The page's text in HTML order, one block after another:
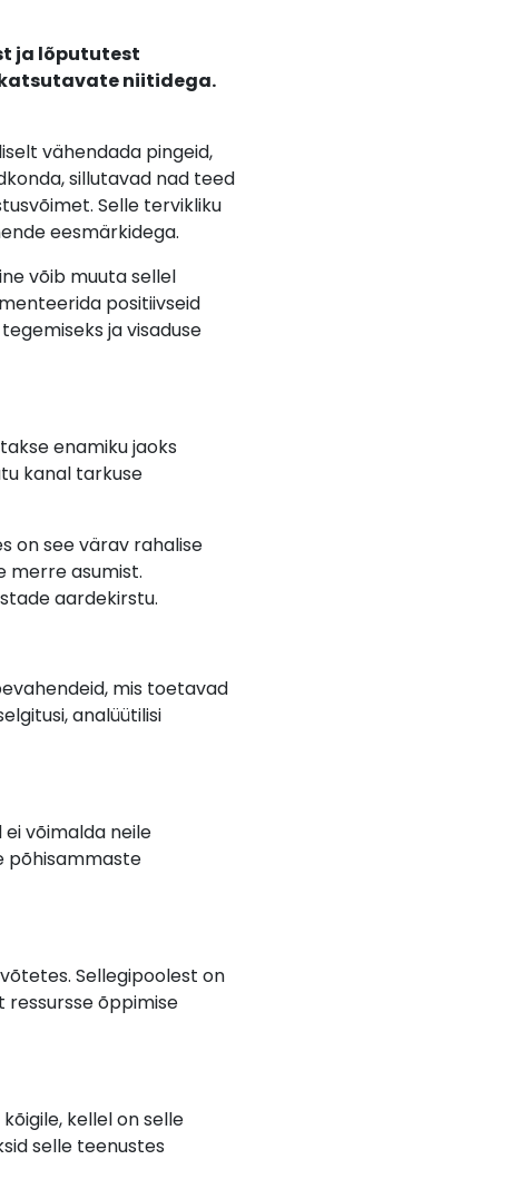
ja lõpututest
niitidega.
vähendada pingeid,
sillutavad nad teed
Selle tervikliku
eesmärkidega.
võib muuta sellel
positiivseid
ja visaduse
enamiku jaoks
kanal tarkuse
on see värav rahalise
merre asumist.
aardekirstu.
mis toetavad
analüütilisi
võimalda neile
põhisammaste
Sellegipoolest on
ressursse õppimise
kellel on selle
selle teenustes